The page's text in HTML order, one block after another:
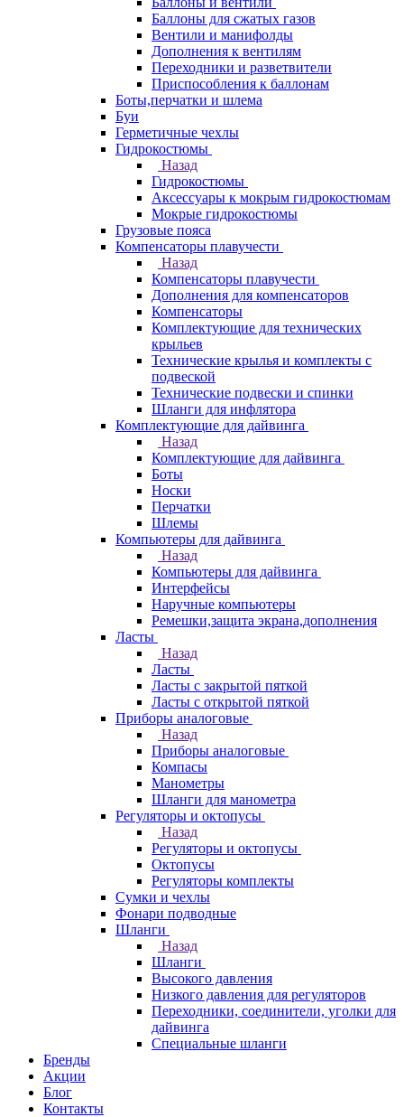
Баллоны для сжатых газов
Вентили и манифолды
Дополнения к вентилям
Переходники и разветвители
Приспособления к баллонам
Боты,перчатки и шлема
Буи
Герметичные чехлы
Гидрокостюмы
Назад
Гидрокостюмы
Аксессуары к мокрым гидрокостюмам
Мокрые гидрокостюмы
Грузовые пояса
Компенсаторы плавучести
Назад
Компенсаторы плавучести
Дополнения для компенсаторов
Компенсаторы
Комплектующие для технических
крыльев
Технические крылья и комплекты с
подвеской
Технические подвески и спинки
Шланги для инфлятора
Комплектующие для дайвинга
Назад
Комплектующие для дайвинга
Боты
Носки
Перчатки
Шлемы
Компьютеры для дайвинга
Назад
Компьютеры для дайвинга
Интерфейсы
Наручные компьютеры
Ремешки,защита экрана,дополнения
Ласты
Назад
Ласты
Ласты с закрытой пяткой
Ласты с открытой пяткой
Приборы аналоговые
Назад
Приборы аналоговые
Компасы
Манометры
Шланги для манометра
Регуляторы и октопусы
Назад
Регуляторы и октопусы
Октопусы
Регуляторы комплекты
Сумки и чехлы
Фонари подводные
Шланги
Назад
Шланги
Высокого давления
Низкого давления для регуляторов
Переходники, соединители, уголки для
дайвинга
Специальные шланги
Бренды
Акции
Блог
Контакты